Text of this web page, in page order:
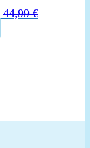
44,99€